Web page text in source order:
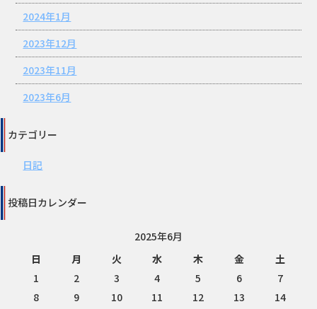
2024年1月
2023年12月
2023年11月
2023年6月
カテゴリー
日記
投稿日カレンダー
2025年6月
日
月 火 水 木 金
土
1
2 3 4 5 6
7
8
9 10 11 12 13
14